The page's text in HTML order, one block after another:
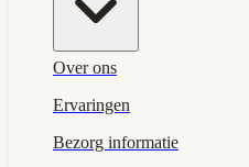
Over ons
Ervaringen
Bezorg informatie